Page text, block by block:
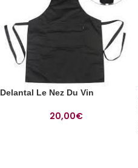
Delantal Le Nez Du Vin
20,00€